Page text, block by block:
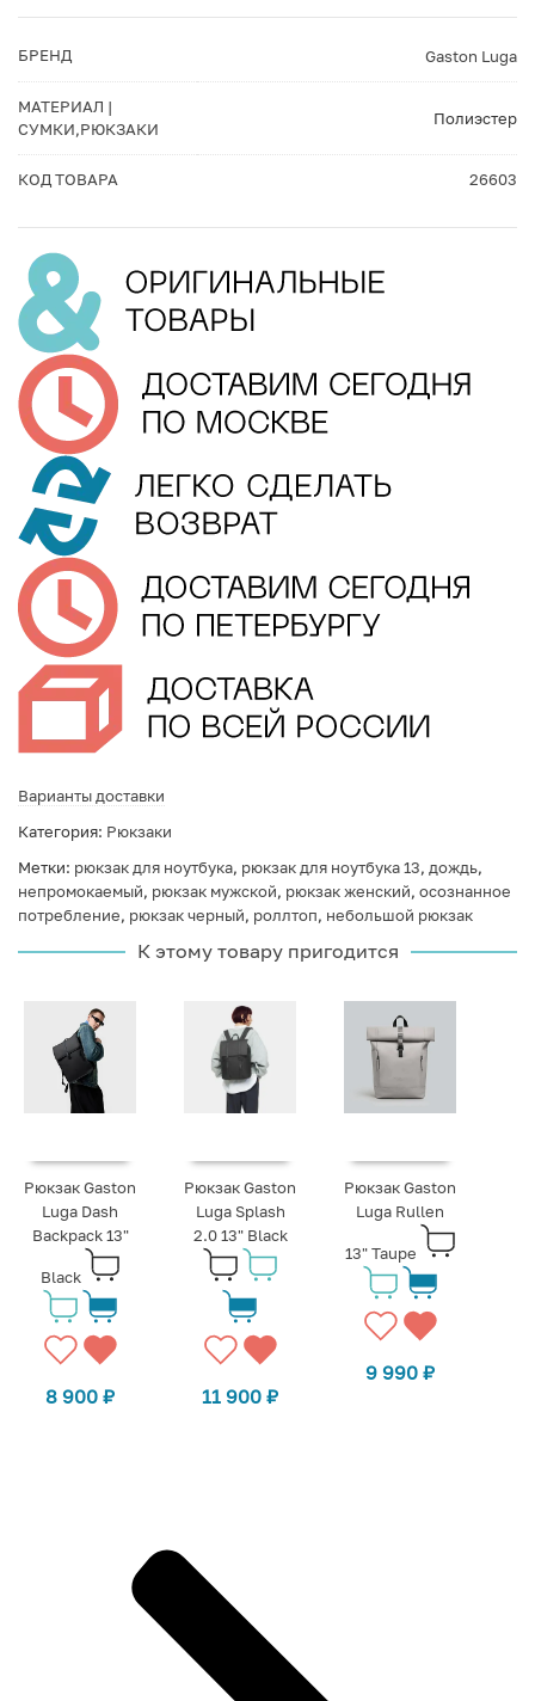
БРЕНД Gaston Luga
МАТЕРИАЛ |
СУМКИ,РЮКЗАКИ
Полиэстер
КОД ТОВАРА 26603
Варианты доставки
Категория: Рюкзаки
Метки: рюкзак для ноутбука, рюкзак для ноутбука 13, дождь,
непромокаемый, рюкзак мужской, рюкзак женский, осознанное
потребление, рюкзак черный, роллтоп, небольшой рюкзак
К этому товару пригодится
Рюкзак Gaston
Luga Dash
Backpack 13"
Black
8 900₽
Рюкзак Gaston
Luga Splash
2.0 13" Black
11 900₽
Рюкзак Gaston
Luga Rullen
13" Taupe
9 990₽